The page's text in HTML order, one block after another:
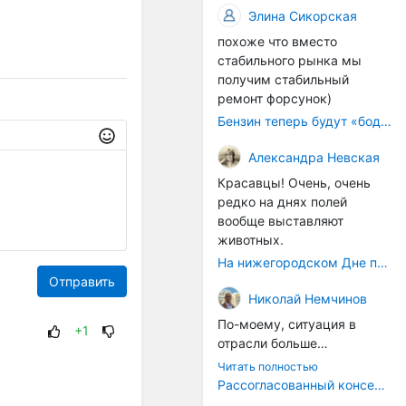
Отправить
+1
Сегодняшние
гастротуры — это
событийный,
развлекательный формат.
Его цель — показать
туристу "вкусное" место,
развлечь, дать яркие
безусловно, интересно и
правильно, но это внешний
слой.
А хорошо было бы,
например, не просто
восстановить углицкую
колбасу как артефакт, а
вернуть сам
принцип: продукт как
голос места.Многие
старые рецепты
сохранились в архивах, у
потомков мастеров, в
рынке и бизнесе.
происходящих сегодня
процессов, больше
напоминает судорожное
ситуационное затыкание
дыр.
Элина Сикорская
похоже что вместо
стабильного рынка мы
получим стабильный
ремонт форсунок)
Бензин теперь будут «бодяжить» легально: чего ждать водителям?
Александра Невская
Красавцы! Очень, очень
редко на днях полей
вообще выставляют
животных.
На нижегородском Дне поля было очень много животных
Николай Немчинов
По-моему, ситуация в
отрасли больше
напоминает какие-то
судороги, чем
Читать полностью
Рассогласованный консенсус